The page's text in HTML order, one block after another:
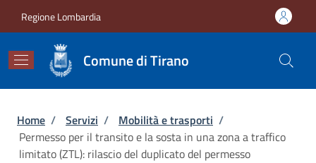
Regione Lombardia
Comune di Tirano
Briciole di pane
Home / Servizi / Mobilità e trasporti /
Permesso per il transito e la sosta in una zona a traffico
limitato (ZTL): rilascio del duplicato del permesso